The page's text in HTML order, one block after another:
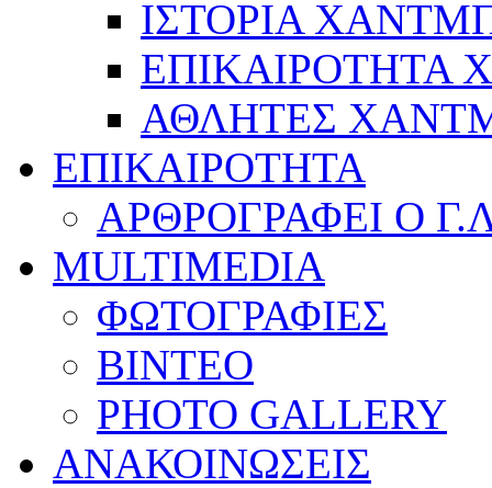
ΙΣΤΟΡΙΑ
ΕΠΙΚΑΙΡΟΤΗΤΑ
ΑΘΛΗΤΕΣ
ΕΠΙΚΑΙΡΟΤΗΤΑ
ΑΡΘΡΟΓΡΑΦΕΙ Ο
MULTIMEDIA
ΦΩΤΟΓΡΑΦΙΕΣ
ΒΙΝΤΕΟ
PHOTO GALLERY
ΑΝΑΚΟΙΝΩΣΕΙΣ